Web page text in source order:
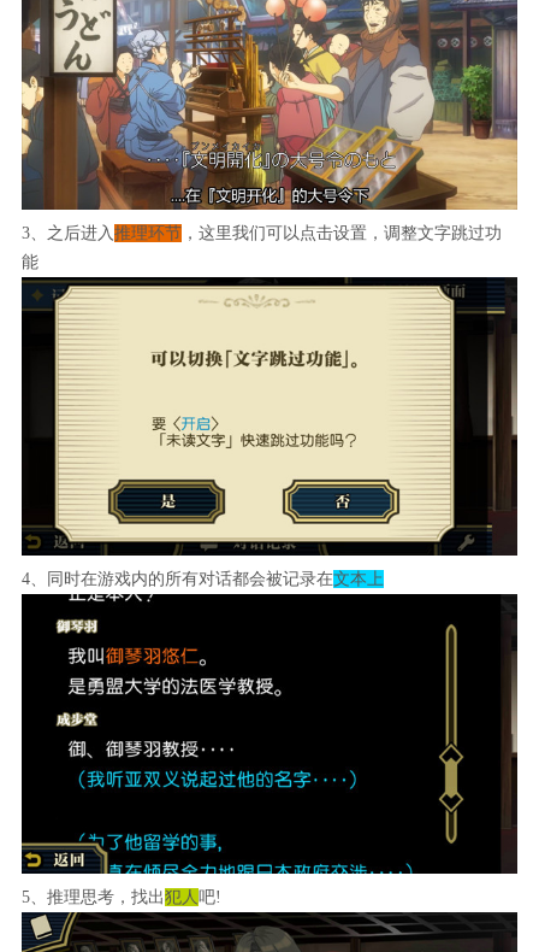
3、之后进入 推理环节，这里我们可以点击设置，调整文字跳过功
能
4、同时在游戏内的所有对话都会被记录在文本上
5、推理思考，找出犯人 吧!